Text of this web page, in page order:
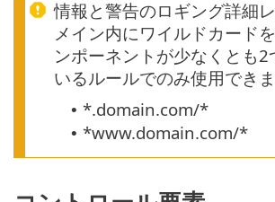
情報と警告のロギング詳細
メイン内にワイルドカード
ンポーネントが少なくとも2
いるルールでのみ使用でき
• *.domain.com/*
• *www.domain.com/*